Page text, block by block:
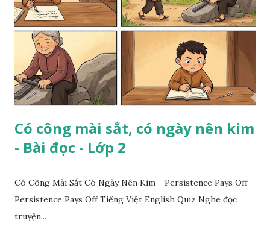
Có công mài sắt, có ngày nên kim
- Bài đọc - Lớp 2
Có Công Mài Sắt Có Ngày Nên Kim - Persistence Pays Off
Persistence Pays Off Tiếng Việt English Quiz Nghe đọc
truyện...